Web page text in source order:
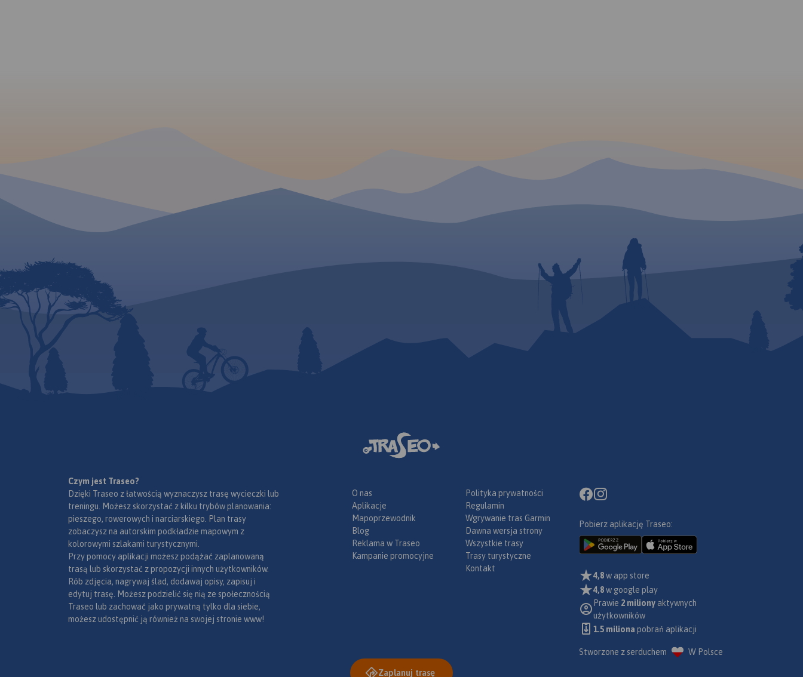
Czym jest Traseo?
Dzięki Traseo z łatwością wyznaczysz trasę wycieczki lub
treningu. Możesz skorzystać z kilku trybów planowania:
pieszego, rowerowych i narciarskiego. Plan trasy
zobaczysz na autorskim podkładzie mapowym z
kolorowymi szlakami turystycznymi.
Przy pomocy aplikacji możesz podążać zaplanowaną
trasą lub skorzystać z propozycji innych użytkowników.
Rób zdjęcia, nagrywaj ślad, dodawaj opisy, zapisuj i
edytuj trasę. Możesz podzielić się nią ze społecznością
Traseo lub zachować jako prywatną tylko dla siebie,
możesz udostępnić ją również na swojej stronie www!
O nas
Aplikacje
Mapoprzewodnik
Blog
Reklama w Traseo
Kampanie promocyjne
Polityka prywatności
Regulamin
Wgrywanie tras Garmin
Dawna wersja strony
Wszystkie trasy
Trasy turystyczne
Kontakt
Pobierz aplikację Traseo:
4,8w app store
4,8w google play
Prawie 2 miliony aktywnych
użytkowników
1.5 miliona pobrań aplikacji
Stworzone z serduchem W Polsce
Zaplanuj trasę